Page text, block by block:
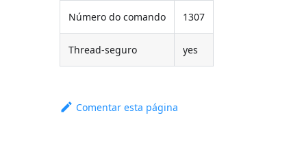
Número do comando 1307
Thread-seguro yes
Comentar esta página